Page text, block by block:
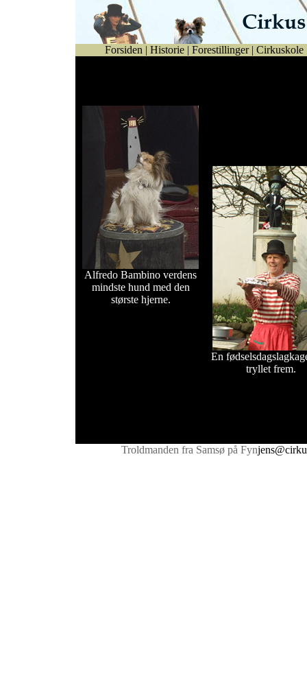
Forsiden | Historie | Forestillinger | Cirkuskole
Alfredo Bambino verdens
mindste hund med den
største hjerne.
En
tryllet frem.
Troldmanden fra Samsø på Fyn